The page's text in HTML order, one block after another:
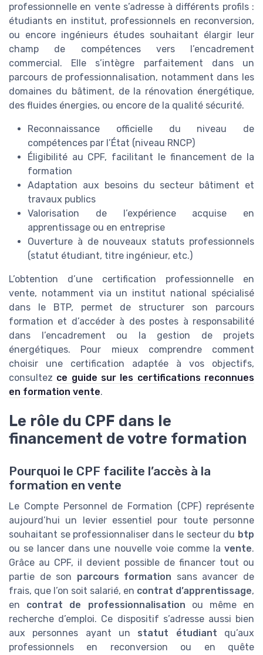
professionnelle en vente s’adresse à différents profils :
étudiants en institut, professionnels en reconversion,
ou encore ingénieurs études souhaitant élargir leur
champ de compétences vers l’encadrement
commercial. Elle s’intègre parfaitement dans un
parcours de professionnalisation, notamment dans les
domaines du bâtiment, de la rénovation énergétique,
des fluides énergies, ou encore de la qualité sécurité.
Reconnaissance officielle du niveau de
compétences par l’État (niveau RNCP)
Éligibilité au CPF, facilitant le financement de la
formation
Adaptation aux besoins du secteur bâtiment et
travaux publics
Valorisation de l’expérience acquise en
apprentissage ou en entreprise
Ouverture à de nouveaux statuts professionnels
(statut étudiant, titre ingénieur, etc.)
L’obtention d’une certification professionnelle en
vente, notamment via un institut national spécialisé
dans le BTP, permet de structurer son parcours
formation et d’accéder à des postes à responsabilité
dans l’encadrement ou la gestion de projets
énergétiques. Pour mieux comprendre comment
choisir une certification adaptée à vos objectifs,
consultez ce guide sur les certifications reconnues
en formation vente.
Le rôle du CPF dans le
financement de votre formation
Pourquoi le CPF facilite l’accès à la
formation en vente
Le Compte Personnel de Formation (CPF) représente
aujourd’hui un levier essentiel pour toute personne
souhaitant se professionnaliser dans le secteur du btp
ou se lancer dans une nouvelle voie comme la vente.
Grâce au CPF, il devient possible de financer tout ou
partie de son parcours formation sans avancer de
frais, que l’on soit salarié, en contrat d’apprentissage,
en contrat de professionnalisation ou même en
recherche d’emploi. Ce dispositif s’adresse aussi bien
aux personnes ayant un statut étudiant qu’aux
professionnels en reconversion ou en quête